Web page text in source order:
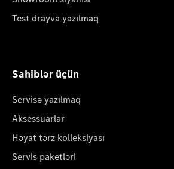
Test drayva yazılmaq
Sahiblər üçün
Servisə yazılmaq
Aksessuarlar
Həyat tərz kolleksiyası
Servis paketləri